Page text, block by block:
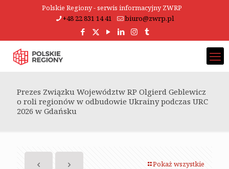
Polskie Regiony - serwis informacyjny ZWRP
+48 22 831 14 41
biuro@zwrp.pl
Prezes Związku Województw RP Olgierd Geblewicz
o roli regionów w odbudowie Ukrainy podczas URC
2026 w Gdańsku
Pokaż wszystkie